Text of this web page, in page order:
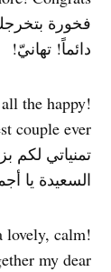
فخورة
دائماً! تهانيّ!
the happy
couple ever
تمنياتي لكم
السعيدة يا
lovely, calm
my dear